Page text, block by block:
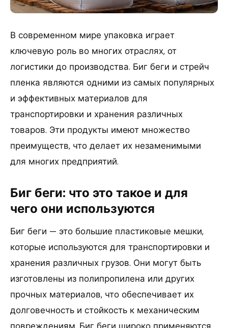
В современном мире упаковка играет
ключевую роль во многих отраслях, от
логистики до производства. Биг беги и стрейч
пленка являются одними из самых популярных
и эффективных материалов для
транспортировки и хранения различных
товаров. Эти продукты имеют множество
преимуществ, что делает их незаменимыми
для многих предприятий.
Биг беги: что это такое и для
чего они используются
Биг беги — это большие пластиковые мешки,
которые используются для транспортировки и
хранения различных грузов. Они могут быть
изготовлены из полипропилена или других
прочных материалов, что обеспечивает их
долговечность и стойкость к механическим